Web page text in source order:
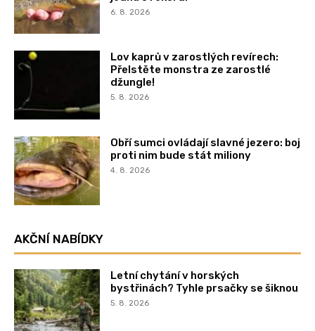
6. 8. 2026
Lov kaprů v zarostlých revírech:
Přelstěte monstra ze zarostlé
džungle!
5. 8. 2026
Obří sumci ovládají slavné jezero: boj
proti nim bude stát miliony
4. 8. 2026
AKČNÍ NABÍDKY
Letní chytání v horských
bystřinách? Tyhle prsačky se šiknou
5. 8. 2026